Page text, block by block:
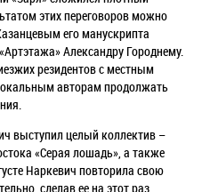
этих переговоров можно
его манускрипта
Александру Городнему.
резидентов с местным
авторам продолжать
выступил целый коллектив –
«Серая лошадь», а также
Наркевич повторила свою
сделав ее на этот раз